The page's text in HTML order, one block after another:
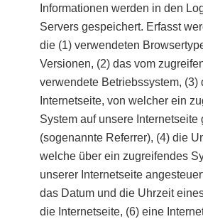
Informationen werden in den
Servers gespeichert. Erfasst
die (1) verwendeten
Versionen, (2) das vom
verwendete Betriebssystem, (3)
Internetseite, von welcher ein
System auf unsere Internetseite
(sogenannte Referrer), (4) die
welche über ein zugreifendes
unserer Internetseite
das Datum und die Uhrzeit
die Internetseite, (6) eine